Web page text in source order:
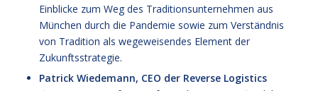
Einblicke zum Weg des Traditionsunternehmen aus
München durch die Pandemie sowie zum Verständnis
von Tradition als wegeweisendes Element der
Zukunftsstrategie.
Patrick Wiedemann, CEO der Reverse Logistics